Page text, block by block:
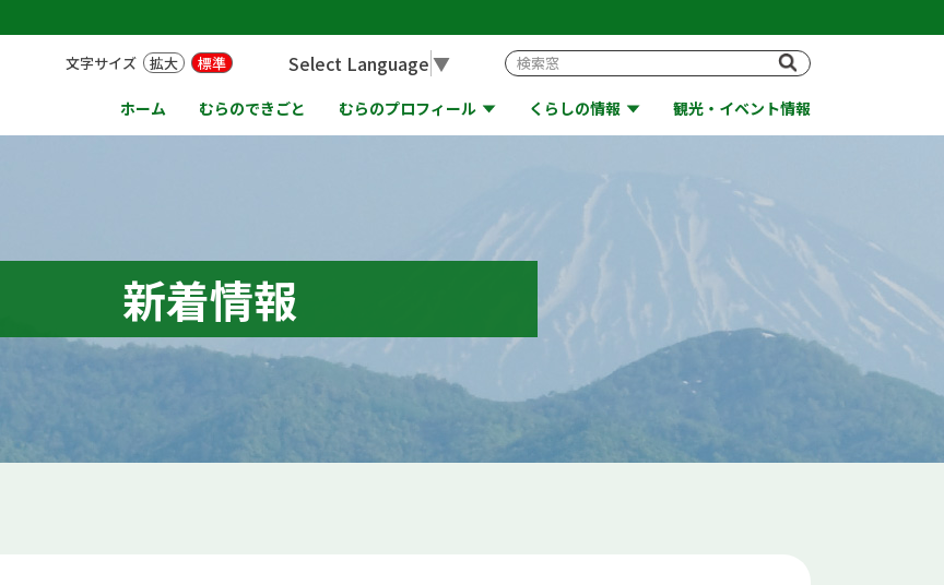
ホーム むらのできごと むらのプロフィール くらしの情報 観光・イベント情報
文字サイズ 拡大 標準 Select Language▼
新着情報